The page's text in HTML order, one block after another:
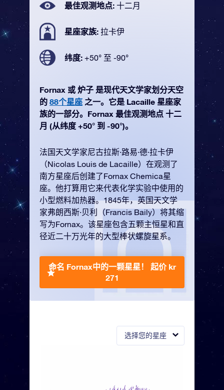
选择您的星座
最佳观测地点: 十二月
星座家族: 拉卡伊
纬度: +50° 至 -90°
Fornax 或 炉子 是现代天文学家划分天空
的 88个星座 之一。它是 Lacaille 星座家
族的一部分。Fornax 最佳观测地点 十二
月 (从纬度 +50° 到 -90°)。
法国天文学家尼古拉斯·路易·德·拉卡伊
（Nicolas Louis de Lacaille）在观测了
南方星座后创建了Fornax Chemica星
座。他打算用它来代表化学实验中使用的
小型燃料加热器。1845年，英国天文学
家弗朗西斯·贝利（Francis Baily）将其缩
写为Fornax。该星座包含五颗主恒星和直
径近二十万光年的大型棒状螺旋星系。
命名 Fornax中的一颗星星！ 起价 kr
271